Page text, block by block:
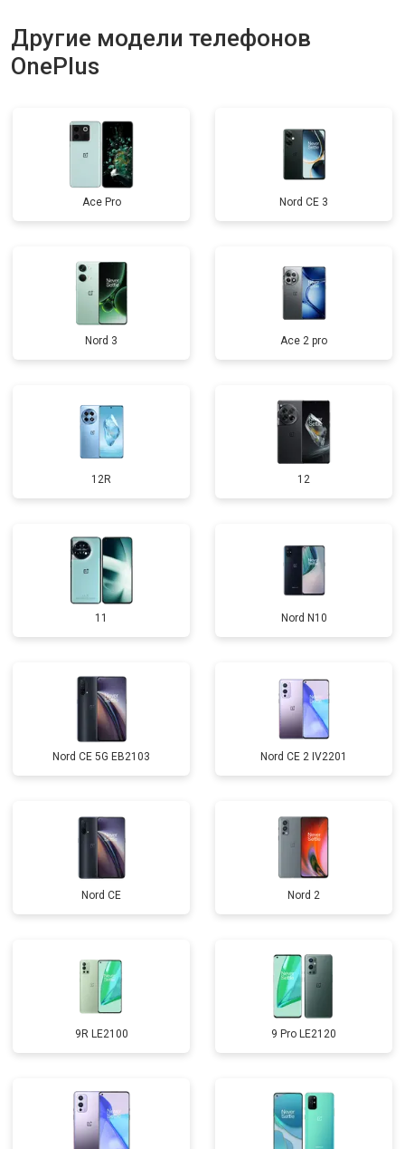
Другие модели телефонов
OnePlus
Ace Pro Nord CE 3
Nord 3 Ace 2 pro
12R 12
11 Nord N10
Nord CE 5G EB2103 Nord CE 2 IV2201
Nord CE Nord 2
9R LE2100 9 Pro LE2120